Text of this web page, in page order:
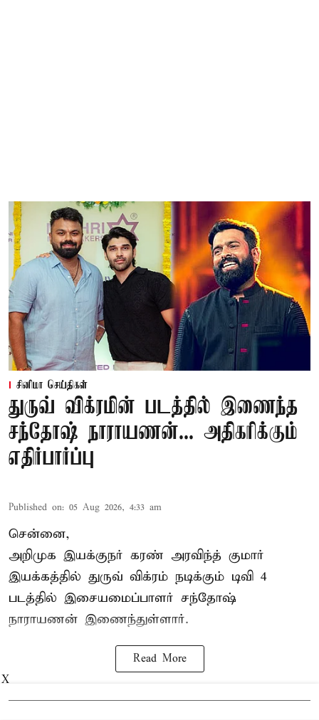
சினிமா செய்திகள்
துருவ் விக்ரமின் படத்தில் இணைந்த
சந்தோஷ் நாராயணன்... அதிகரிக்கும்
எதிர்பார்ப்பு
Published on: 05 Aug 2026, 4:33 am
சென்னை,
அறிமுக இயக்குநர் கரண் அரவிந்த் குமார்
இயக்கத்தில் துருவ் விக்ரம் நடிக்கும் டிவி 4
படத்தில் இசையமைப்பாளர் சந்தோஷ்
நாராயணன் இணைந்துள்ளார்.
Read More
X